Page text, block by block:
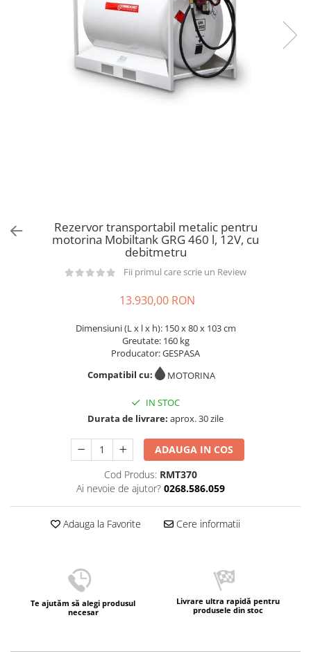
Rezervoare stationare supraterane
Rezervoare stationare subterane
Rezervoare fertilizanti
Rezervor transportabil metalic pentru
motorina Mobiltank GRG 460 l, 12V, cu
debitmetru
Fii primul care scrie un Review
13.930,00 RON
Dimensiuni (L x l x h): 150 x 80 x 103 cm
Greutate: 160 kg
Producator: GESPASA
Compatibil cu:
MOTORINA
IN STOC
Durata de livrare: aprox. 30 zile
ADAUGA IN COS
Cod Produs: RMT370
Ai nevoie de ajutor? 0268.586.059
Adauga la Favorite Cere informatii
Te ajutăm să alegi produsul
necesar
Livrare ultra rapidă pentru
produsele din stoc